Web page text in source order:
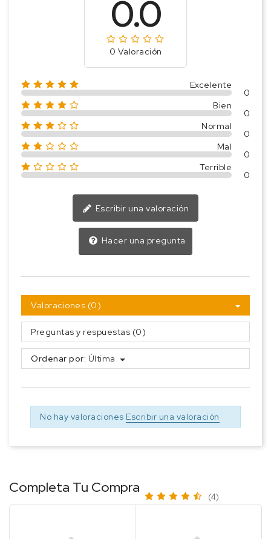
0.0
0 Valoración
Excelente
0
Bien
0
Normal
0
Mal
0
Terrible
0
Escribir una valoración
Hacer una pregunta
Valoraciones (0)
Preguntas y respuestas (0)
Ordenar por: Última
No hay valoraciones Escribir una valoración
Completa Tu Compra
(4)